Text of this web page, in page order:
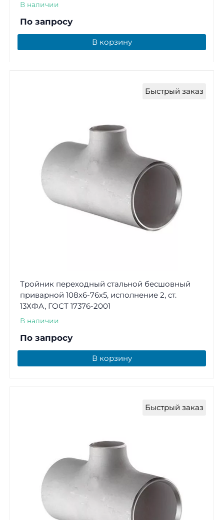
В наличии
По запросу
В корзину
Быстрый заказ
Тройник переходный стальной бесшовный
приварной 108х6-76х5, исполнение 2, ст.
13ХФА, ГОСТ 17376-2001
В наличии
По запросу
В корзину
Быстрый заказ